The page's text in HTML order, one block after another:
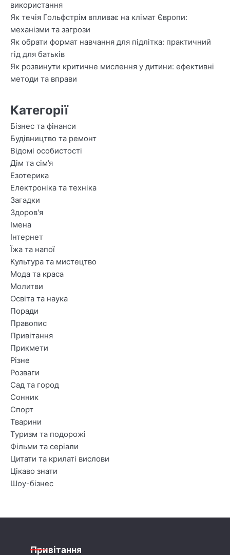
використання
Як течія Гольфстрім впливає на клімат Європи:
механізми та загрози
Як обрати формат навчання для підлітка: практичний
гід для батьків
Як розвинути критичне мислення у дитини: ефективні
методи та вправи
Категорії
Бізнес та фінанси
Будівництво та ремонт
Відомі особистості
Дім та сім’я
Езотерика
Електроніка та техніка
Загадки
Здоров'я
Імена
Інтернет
Їжа та напої
Культура та мистецтво
Мода та краса
Молитви
Освіта та наука
Поради
Правопис
Привітання
Прикмети
Різне
Розваги
Сад та город
Сонник
Спорт
Тварини
Туризм та подорожі
Фільми та серіали
Цитати та крилаті вислови
Цікаво знати
Шоу-бізнес
Привітання